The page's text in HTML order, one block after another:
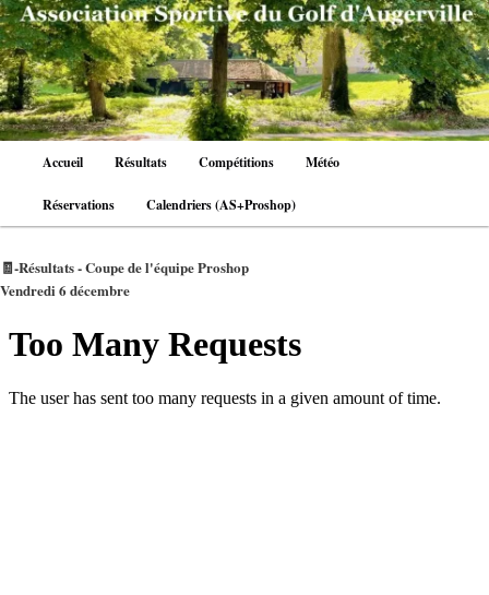
Aller
au
contenu
principal
Accueil Résultats Compétitions Météo
Réservations Calendriers (AS+Proshop)
🧾-Résultats - Coupe de l'équipe Proshop
Vendredi 6 décembre